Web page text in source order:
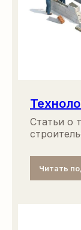
Статьи о
Читать